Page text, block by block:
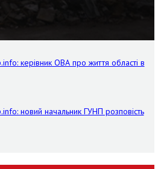
керівник ОВА про життя області в
новий начальник ГУНП розповість